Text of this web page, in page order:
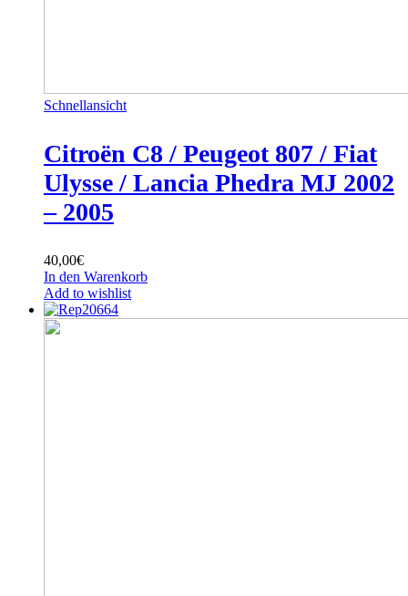
Schnellansicht
Citroën C8 / Peugeot 807 / Fiat
Ulysse / Lancia Phedra MJ 2002
– 2005
40,00€
In den Warenkorb
Add to wishlist